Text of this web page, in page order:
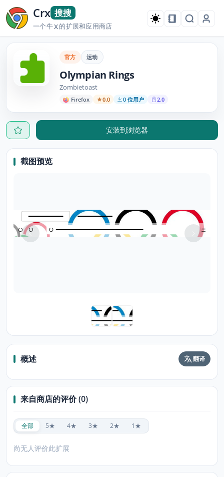
Crx 搜搜
一个牛X的扩展和应用商店
官方 运动
Olympian Rings
Zombietoast
Firefox 0.0 0 位用户 2.0
安装到浏览器
截图预览
概述 翻译
来自商店的评价 (0)
全部 5★ 4★ 3★ 2★ 1★
尚无人评价此扩展